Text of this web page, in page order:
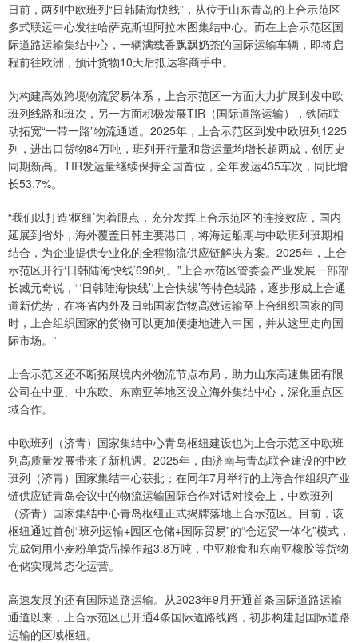
日前，两列中欧班列“日韩陆海快线”，从位于山东青岛的上合示范区
多式联运中心发往哈萨克斯坦阿拉木图集结中心。而在上合示范区国
际道路运输集结中心，一辆满载香飘飘奶茶的国际运输车辆，即将启
程前往欧洲，预计货物10天后抵达客商手中。
为构建高效跨境物流贸易体系，上合示范区一方面大力扩展到发中欧
班列线路和班次，另一方面积极发展TIR（国际道路运输），铁陆联
动拓宽“一带一路”物流通道。2025年，上合示范区到发中欧班列1225
列，进出口货物84万吨，班列开行量和货运量均增长超两成，创历史
同期新高。TIR发运量继续保持全国首位，全年发运435车次，同比增
长53.7%。
“我们以打造‘枢纽’为着眼点，充分发挥上合示范区的连接效应，国内
延展到省外，海外覆盖日韩主要港口，将海运船期与中欧班列班期相
结合，为企业提供专业化的全程物流供应链解决方案。2025年，上合
示范区开行‘日韩陆海快线’698列。”上合示范区管委会产业发展一部部
长臧元奇说，“‘日韩陆海快线’‘上合快线’等特色线路，逐步形成上合通
道新优势，在将省内外及日韩国家货物高效运输至上合组织国家的同
时，上合组织国家的货物可以更加便捷地进入中国，并从这里走向国
际市场。”
上合示范区还不断拓展境内外物流节点布局，助力山东高速集团有限
公司在中亚、中东欧、东南亚等地区设立海外集结中心，深化重点区
域合作。
中欧班列（济青）国家集结中心青岛枢纽建设也为上合示范区中欧班
列高质量发展带来了新机遇。2025年，由济南与青岛联合建设的中欧
班列（济青）国家集结中心获批；在同年7月举行的上海合作组织产业
链供应链青岛会议中的物流运输国际合作对话对接会上，中欧班列
（济青）国家集结中心青岛枢纽正式揭牌落地上合示范区。目前，该
枢纽通过首创“班列运输+园区仓储+国际贸易”的“仓运贸一体化”模式，
完成饲用小麦粉单货品操作超3.8万吨，中亚粮食和东南亚橡胶等货物
仓储实现常态化运营。
高速发展的还有国际道路运输。从2023年9月开通首条国际道路运输
通道以来，上合示范区已开通4条国际道路线路，初步构建起国际道路
运输的区域枢纽。